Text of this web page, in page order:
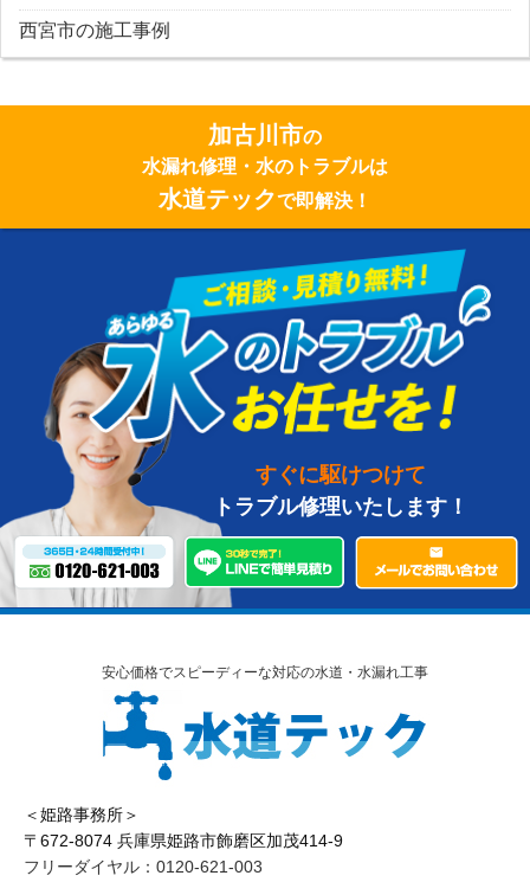
西宮市の施工事例
加古川市の
水漏れ修理・水のトラブルは
水道テックで即解決！
すぐに駆けつけて
トラブル修理いたします！
安心価格でスピーディーな対応の水道・水漏れ工事
＜姫路事務所＞
〒672-8074 兵庫県姫路市飾磨区加茂414-9
フリーダイヤル：0120-621-003